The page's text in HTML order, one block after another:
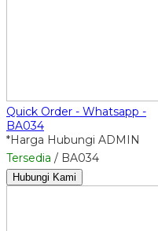
Quick Order - Whatsapp -
BA034
*Harga Hubungi ADMIN
Tersedia / BA034
Hubungi Kami